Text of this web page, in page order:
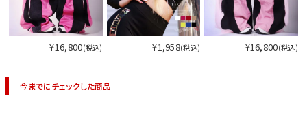
¥16,800(税込) ¥1,958(税込) ¥16,800(税込)
今までにチェックした商品